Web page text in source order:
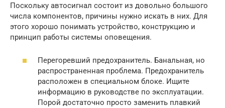
Поскольку автосигнал состоит из довольно большого
числа компонентов, причины нужно искать в них. Для
этого хорошо понимать устройство, конструкцию и
принцип работы системы оповещения.
Перегоревший предохранитель. Банальная, но
распространенная проблема. Предохранитель
расположен в специальном блоке. Ищите
информацию в руководстве по эксплуатации.
Порой достаточно просто заменить плавкий